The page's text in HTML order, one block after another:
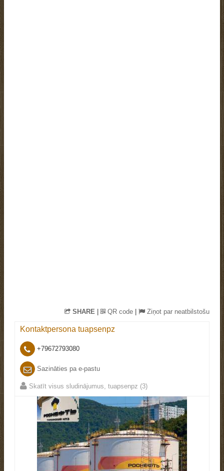
SHARE | QR code | Ziņot par neatbilstošu
Kontaktpersona tuapsenpz
+79672793080
Sazināties pa e-pastu
Skatīt visus sludinājumus, tuapsenpz (3)